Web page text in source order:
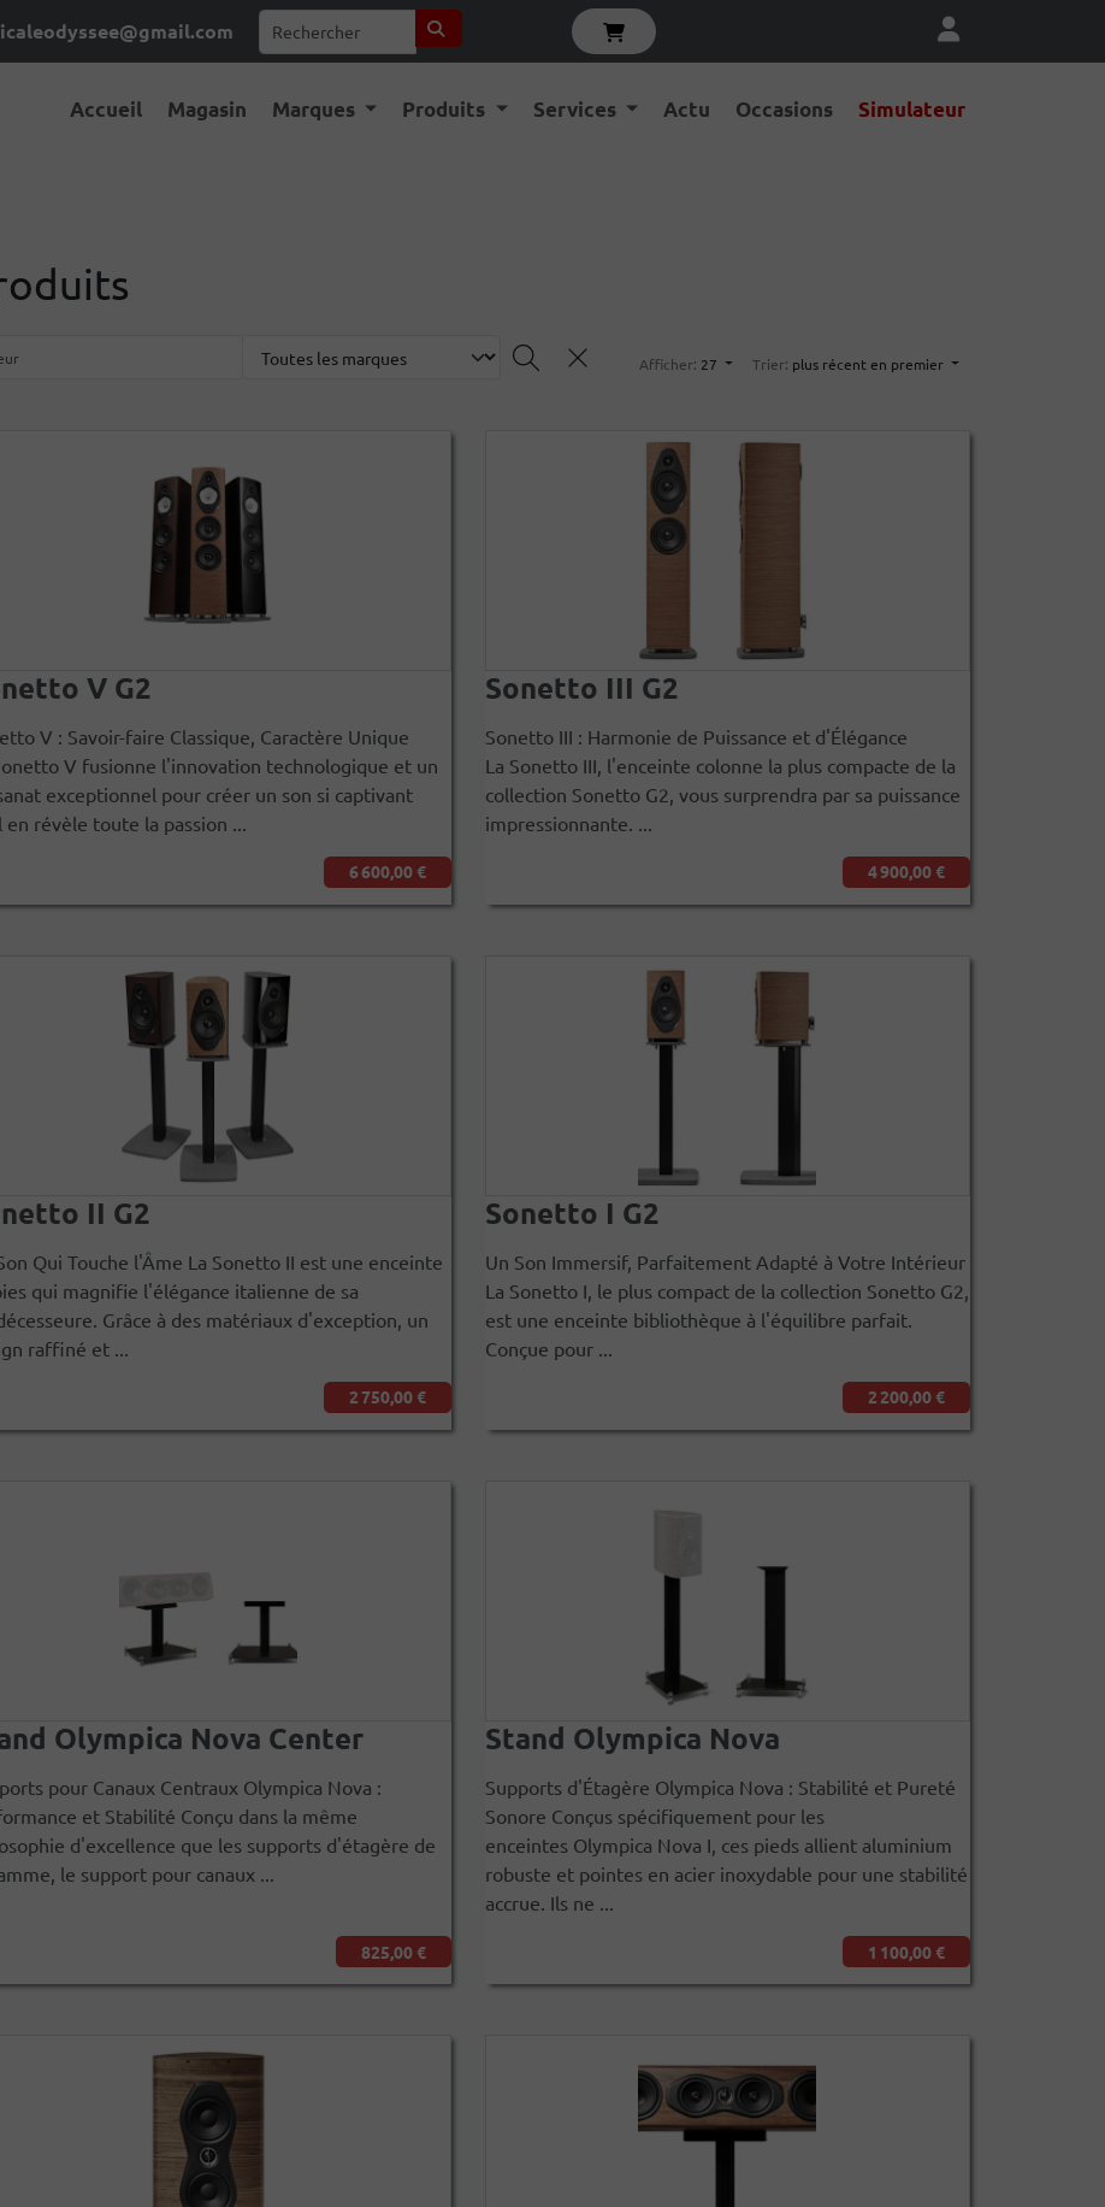
Accueil Magasin Marques Produits Services Actu Occasions Simulateur
Afficher: 27 Trier: plus récent en premier
V G2
V : Savoir-faire Classique, Caractère Unique
V fusionne l'innovation technologique et un
exceptionnel pour créer un son si captivant
en révèle toute la passion ...
6 600,00 €
Sonetto III G2
Sonetto III : Harmonie de Puissance et d'Élégance
La Sonetto III, l'enceinte colonne la plus compacte de la
collection Sonetto G2, vous surprendra par sa puissance
impressionnante. ...
4 900,00 €
II G2
Qui Touche l'Âme La Sonetto II est une enceinte
qui magnifie l'élégance italienne de sa
Grâce à des matériaux d'exception, un
raffiné et ...
2 750,00 €
Sonetto I G2
Un Son Immersif, Parfaitement Adapté à Votre Intérieur
La Sonetto I, le plus compact de la collection Sonetto G2,
est une enceinte bibliothèque à l'équilibre parfait.
Conçue pour ...
2 200,00 €
Olympica Nova Center
pour Canaux Centraux Olympica Nova :
et Stabilité Conçu dans la même
d'excellence que les supports d'étagère de
le support pour canaux ...
825,00 €
Stand Olympica Nova
Supports d'Étagère Olympica Nova : Stabilité et Pureté
Sonore Conçus spécifiquement pour les
enceintes Olympica Nova I, ces pieds allient aluminium
robuste et pointes en acier inoxydable pour une stabilité
accrue. Ils ne ...
1 100,00 €